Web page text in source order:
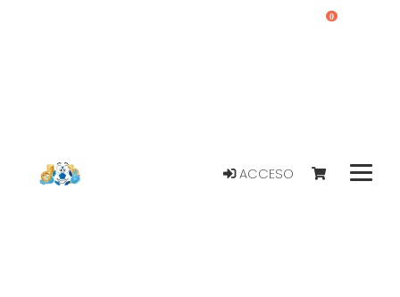
ACCESO
0